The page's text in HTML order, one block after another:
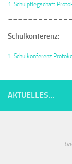
1. Schulpflegschaft
Schulkonferenz:
1. Schulkonferenz
AKTUELLES...